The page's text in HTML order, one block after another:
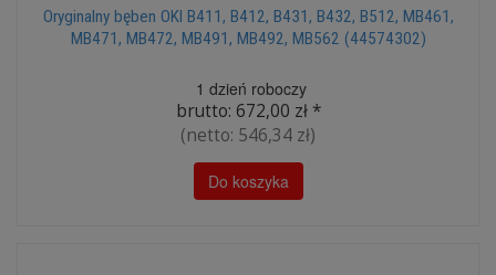
Oryginalny bęben OKI B411, B412, B431, B432, B512, MB461,
MB471, MB472, MB491, MB492, MB562 (44574302)
1 dzień roboczy
brutto: 672,00 zł*
(netto: 546,34 zł)
Do koszyka